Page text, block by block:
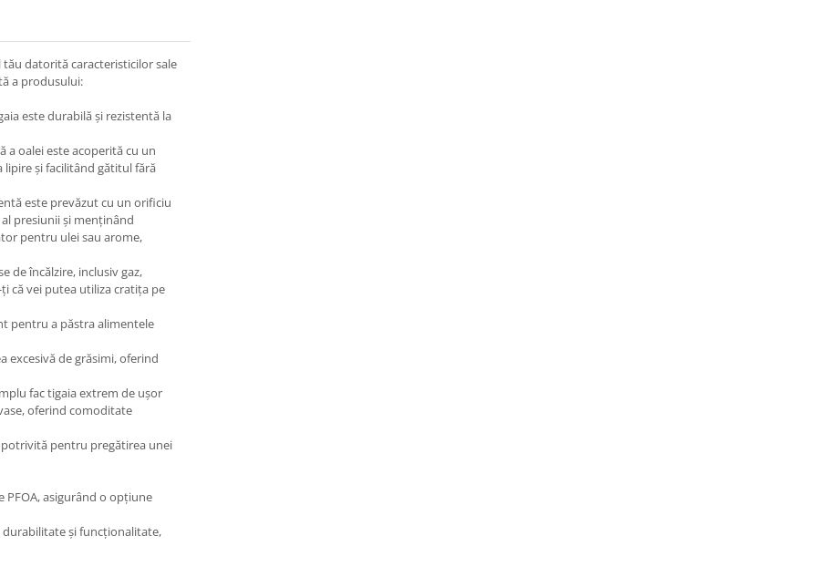
datorită caracteristicilor sale
a produsului:
este durabilă și rezistentă la
a oalei este acoperită cu un
și facilitând gătitul fără
este prevăzut cu un orificiu
presiunii și menținând
pentru ulei sau arome,
de încălzire, inclusiv gaz,
că vei putea utiliza cratița pe
pentru a păstra alimentele
excesivă de grăsimi, oferind
fac tigaia extrem de ușor
oferind comoditate
potrivită pentru pregătirea unei
asigurând o opțiune
durabilitate și funcționalitate,